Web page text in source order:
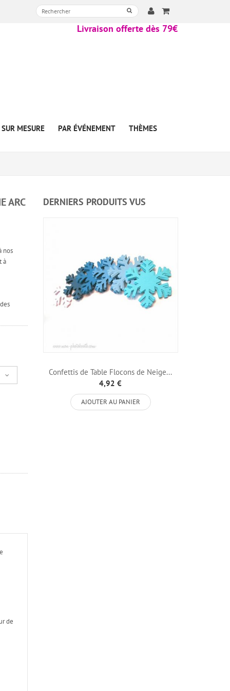
Livraison offerte dès 79€
SUR MESURE PAR ÉVÉNEMENT THÈMES
ARC
nos
à
de
DERNIERS PRODUITS VUS
Confettis de Table Flocons de Neige...
4,92 €
AJOUTER AU PANIER